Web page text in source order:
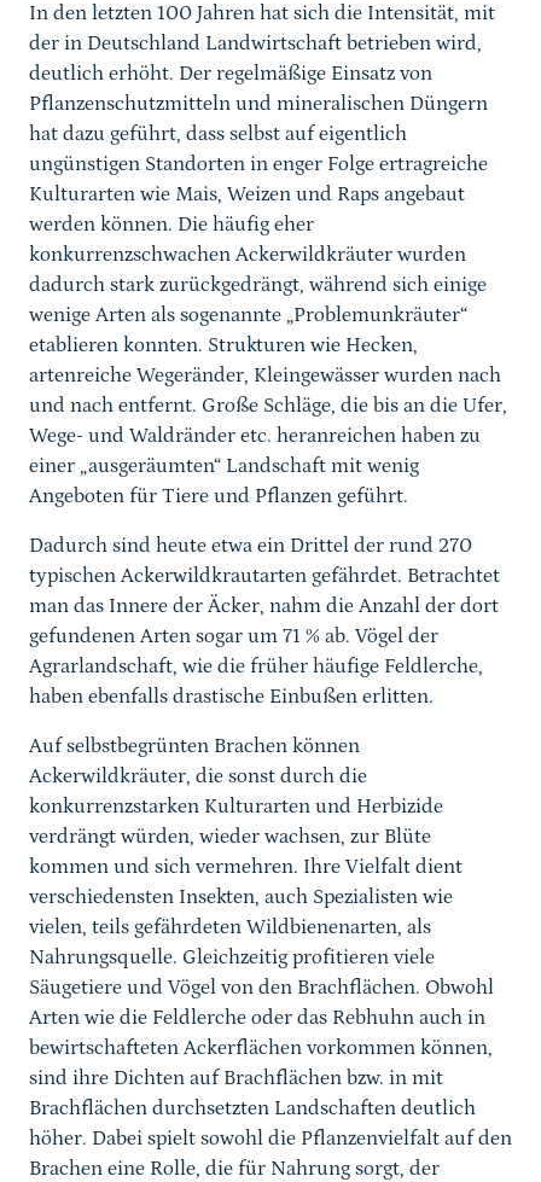
In den letzten 100 Jahren hat sich die Intensität, mit
der in Deutschland Landwirtschaft betrieben wird,
deutlich erhöht. Der regelmäßige Einsatz von
Pflanzenschutzmitteln und mineralischen Düngern
hat dazu geführt, dass selbst auf eigentlich
ungünstigen Standorten in enger Folge ertragreiche
Kulturarten wie Mais, Weizen und Raps angebaut
werden können. Die häufig eher
konkurrenzschwachen Ackerwildkräuter wurden
dadurch stark zurückgedrängt, während sich einige
wenige Arten als sogenannte „Problemunkräuter“
etablieren konnten. Strukturen wie Hecken,
artenreiche Wegeränder, Kleingewässer wurden nach
und nach entfernt. Große Schläge, die bis an die Ufer,
Wege- und Waldränder etc. heranreichen haben zu
einer „ausgeräumten“ Landschaft mit wenig
Angeboten für Tiere und Pflanzen geführt.
Dadurch sind heute etwa ein Drittel der rund 270
typischen Ackerwildkrautarten gefährdet. Betrachtet
man das Innere der Äcker, nahm die Anzahl der dort
gefundenen Arten sogar um 71 % ab. Vögel der
Agrarlandschaft, wie die früher häufige Feldlerche,
haben ebenfalls drastische Einbußen erlitten.
Auf selbstbegrünten Brachen können
Ackerwildkräuter, die sonst durch die
konkurrenzstarken Kulturarten und Herbizide
verdrängt würden, wieder wachsen, zur Blüte
kommen und sich vermehren. Ihre Vielfalt dient
verschiedensten Insekten, auch Spezialisten wie
vielen, teils gefährdeten Wildbienenarten, als
Nahrungsquelle. Gleichzeitig profitieren viele
Säugetiere und Vögel von den Brachflächen. Obwohl
Arten wie die Feldlerche oder das Rebhuhn auch in
bewirtschafteten Ackerflächen vorkommen können,
sind ihre Dichten auf Brachflächen bzw. in mit
Brachflächen durchsetzten Landschaften deutlich
höher. Dabei spielt sowohl die Pflanzenvielfalt auf den
Brachen eine Rolle, die für Nahrung sorgt, der